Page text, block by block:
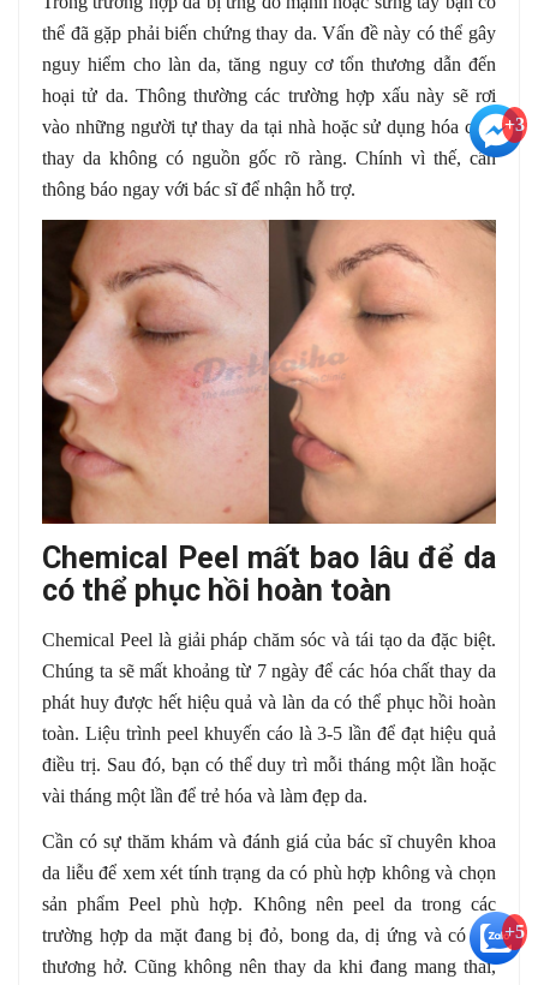
thể đã gặp phải biến chứng thay da. Vấn đề này có thể gây
nguy hiểm cho làn da, tăng nguy cơ tổn thương dẫn đến
hoại tử da. Thông thường các trường hợp xấu này sẽ rơi
vào những người tự thay da tại nhà hoặc sử dụng hóa chất
thay da không có nguồn gốc rõ ràng. Chính vì thế, cần
thông báo ngay với bác sĩ để nhận hỗ trợ.
Chemical Peel mất bao lâu để da
có thể phục hồi hoàn toàn
Chemical Peel là giải pháp chăm sóc và tái tạo da đặc biệt.
Chúng ta sẽ mất khoảng từ 7 ngày để các hóa chất thay da
phát huy được hết hiệu quả và làn da có thể phục hồi hoàn
toàn. Liệu trình peel khuyến cáo là 3-5 lần để đạt hiệu quả
điều trị. Sau đó, bạn có thể duy trì mỗi tháng một lần hoặc
vài tháng một lần để trẻ hóa và làm đẹp da.
Cần có sự thăm khám và đánh giá của bác sĩ chuyên khoa
da liễu để xem xét tính trạng da có phù hợp không và chọn
sản phẩm Peel phù hợp. Không nên peel da trong các
trường hợp da mặt đang bị đỏ, bong da, dị ứng và có vết
thương hở. Cũng không nên thay da khi đang mang thai,
+3
+5